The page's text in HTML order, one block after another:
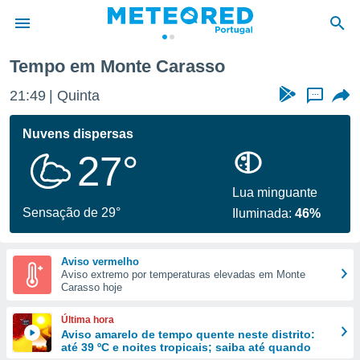
da
foi
fornecidas
a este
das
e
forma
digital
Tempo em Monte Carasso
21:49 Quinta ...
Nuvens dispersas
27°
Sensação de 29°
Lua minguante
Iluminada:46%
Aviso vermelho
Aviso extremo por temperaturas elevadas em Monte
Carasso hoje
Última hora
Aviso amarelo de tempo quente neste distrito:
até 39 ºC e noites tropicais; saiba até quando